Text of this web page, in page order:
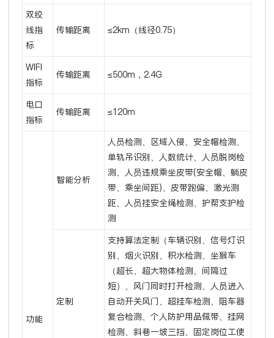
双绞
线指
标
传输距离 ≤2km（线径0.75）
WIFI
指标
传输距离 ≤500m，2.4G
电口
指标
传输距离 ≤120m
功能
智能分析
人员检测、区域入侵、安全帽检测、
单轨吊识别、人数统计、人员脱岗检
测、人员违规乘坐皮带(安全帽、躺皮
带、乘坐间距)、皮带跑偏、激光测
距、人员挂安全绳检测、护帮支护检
测
定制
支持算法定制（车辆识别、信号灯识
别、烟火识别、积水检测、坐猴车
（超长、超大物体检测、间隔过
短）、风门同时打开检测、人员进入
自动开关风门、超挂车检测、阻车器
复合检测、个人防护用品佩带、挂网
检测、斜巷一坡三挡、固定岗位工使